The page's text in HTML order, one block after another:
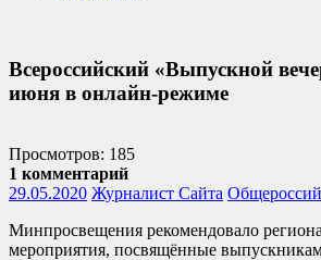
Всероссийский «Выпускной
июня в онлайн-режиме
Просмотров: 185
1 комментарий
29.05.2020 Журналист Сайта
Минпросвещения рекомендовало
мероприятия, посвящённые